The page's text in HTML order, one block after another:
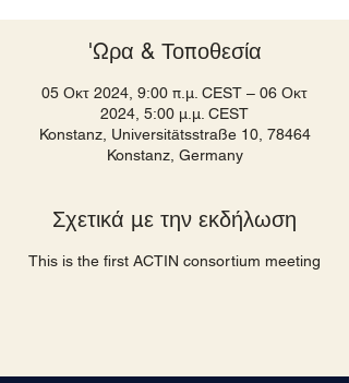
'Ωρα & Τοποθεσία
05 Οκτ 2024, 9:00 π.μ. CEST – 06 Οκτ
2024, 5:00 μ.μ. CEST
Konstanz, Universitätsstraße 10, 78464
Konstanz, Germany
Σχετικά με την εκδήλωση
This is the first ACTIN consortium meeting